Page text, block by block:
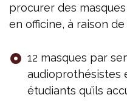
procurer des
en officine, à raison de
12 masques par
audioprothésistes
étudiants qu’ils